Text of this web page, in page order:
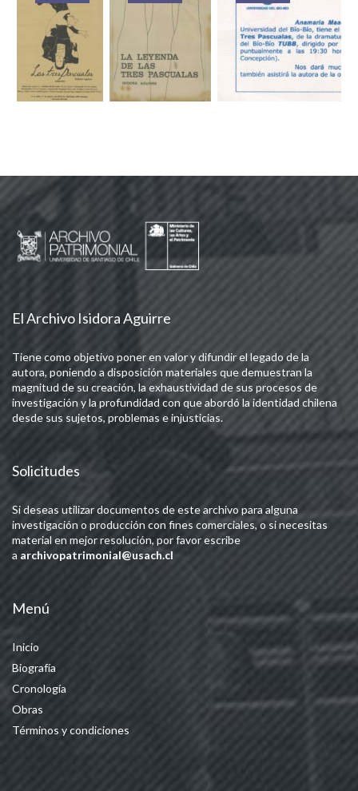
El Archivo Isidora Aguirre
Tiene como objetivo poner en valor y difundir el legado de la
autora, poniendo a disposición materiales que demuestran la
magnitud de su creación, la exhaustividad de sus procesos de
investigación y la profundidad con que abordó la identidad chilena
desde sus sujetos, problemas e injusticias.
Solicitudes
Si deseas utilizar documentos de este archivo para alguna
investigación o producción con fines comerciales, o si necesitas
material en mejor resolución, por favor escribe
a archivopatrimonial@usach.cl
Menú
Inicio
Biografía
Cronología
Obras
Términos y condiciones